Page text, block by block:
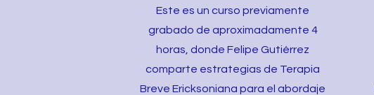
Este es un curso previamente
grabado de aproximadamente 4
horas, donde Felipe Gutiérrez
comparte estrategias de Terapia
Breve Ericksoniana para el abordaje